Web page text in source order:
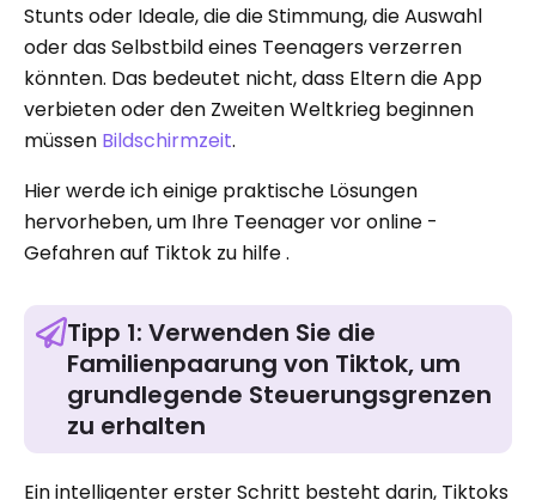
Stunts oder Ideale, die die Stimmung, die Auswahl
oder das Selbstbild eines Teenagers verzerren
könnten. Das bedeutet nicht, dass Eltern die App
verbieten oder den Zweiten Weltkrieg beginnen
müssen Bildschirmzeit.
Hier werde ich einige praktische Lösungen
hervorheben, um Ihre Teenager vor online -
Gefahren auf Tiktok zu hilfe .
Tipp 1: Verwenden Sie die
Familienpaarung von Tiktok, um
grundlegende Steuerungsgrenzen
zu erhalten
Ein intelligenter erster Schritt besteht darin, Tiktoks